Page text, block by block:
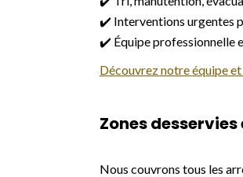
✔️ Interventions urgentes
✔️ Équipe professionnelle
Découvrez notre équipe
Zones
Nous couvrons tous les